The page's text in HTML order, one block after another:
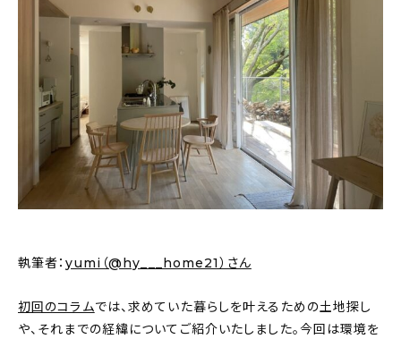
daily mukuri/ アイテム
カテゴリー一覧
新着記事
インテリア
日用品
執筆者：yumi（@hy___home21）さん
初回のコラムでは、求めていた暮らしを叶えるための土地探し
や、それまでの経緯についてご紹介いたしました。今回は環境を